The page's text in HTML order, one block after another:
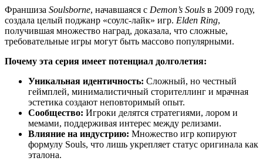
Франшиза Soulsborne, начавшаяся с Demon’s Souls в 2009 году,
создала целый поджанр «соулс-лайк» игр. Elden Ring,
получившая множество наград, доказала, что сложные,
требовательные игры могут быть массово популярными.
Почему эта серия имеет потенциал долголетия:
Уникальная идентичность: Сложный, но честный
геймплей, минималистичный сторителлинг и мрачная
эстетика создают неповторимый опыт.
Сообщество: Игроки делятся стратегиями, лором и
мемами, поддерживая интерес между релизами.
Влияние на индустрию: Множество игр копируют
формулу Souls, что лишь укрепляет статус оригинала как
эталона.